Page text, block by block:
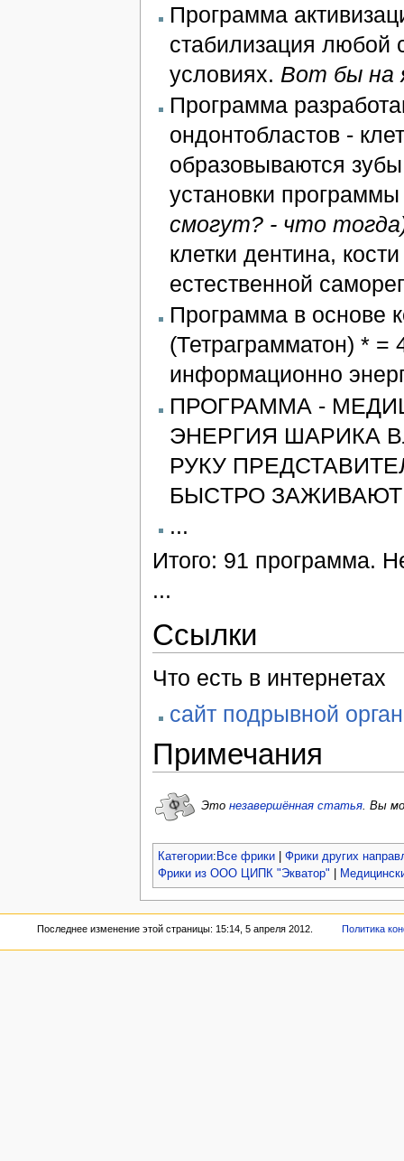
Программа
стабилизация любой
условиях. Вот бы на
Программа
ондонтобластов -
образовываются
установки
смогут? - что
клетки дентина,
естественной
Программа в основе
(Тетраграмматон) * =
информационно
ПРОГРАММА -
ЭНЕРГИЯ ШАРИКА
РУКУ
БЫCТРО
...
Итого: 91 программа.
...
Ссылки
Что есть в интернетах
сайт подрывной
Примечания
Это незавершённая статья. Вы
Категории: Все фрики| Фрики других
Фрики из ООО ЦИПК "Экватор"
Последнее изменение этой страницы: 15:14, 5 апреля 2012. Политика